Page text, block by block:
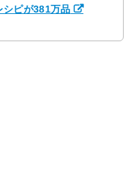
シピが381万品